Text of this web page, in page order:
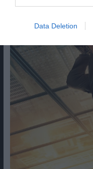
Data Deletion